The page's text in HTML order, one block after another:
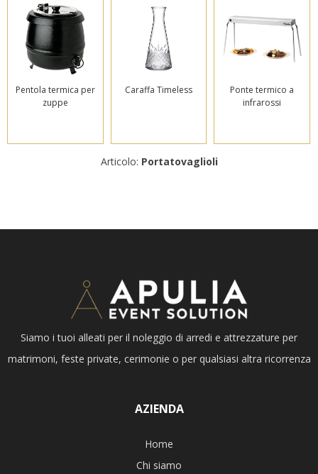
Pentola termica per
zuppe
Caraffa Timeless
Ponte termico a
infrarossi
Articolo: Portatovaglioli
Siamo i tuoi alleati per il noleggio di arredi e attrezzature per
matrimoni, feste private, cerimonie o per qualsiasi altra ricorrenza
AZIENDA
Home
Chi siamo